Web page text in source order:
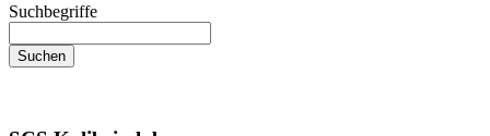
Suchbegriffe